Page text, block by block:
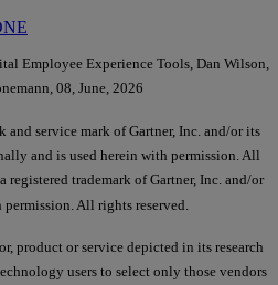
Employee Experience Tools, Dan Wilson,
08, June, 2026
and service mark of Gartner, Inc. and/or its
and is used herein with permission. All
registered trademark of Gartner, Inc. and/or
All rights reserved.
product or service depicted in its research
users to select only those vendors